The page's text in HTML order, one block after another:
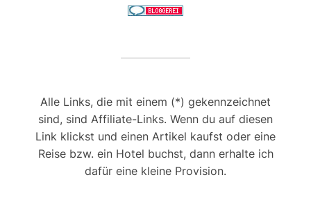
Alle Links, die mit einem (*) gekennzeichnet
sind, sind Affiliate-Links. Wenn du auf diesen
Link klickst und einen Artikel kaufst oder eine
Reise bzw. ein Hotel buchst, dann erhalte ich
dafür eine kleine Provision.